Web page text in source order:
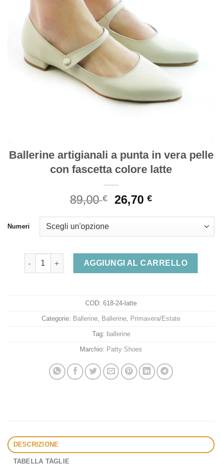
Ballerine artigianali a punta in vera pelle
con fascetta colore latte
89,00€
Il
era:
26,70€Il
è:
Numeri
Ballerine artigianali a punta in vera pelle con fascetta
AGGIUNGI AL CARRELLO
COD: 618-24-latte
Categorie: Ballerine Ballerine Primavera/Estate
Tag: ballerine
Marchio: Patty Shoes
DESCRIZIONE
TABELLA TAGLIE